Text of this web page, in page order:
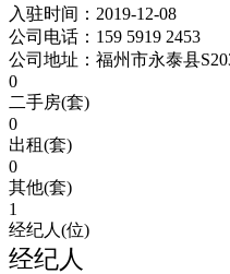
入驻时间： 2019-12-08
公司电话： 159 5919 2453
公司地址： 福州市永泰县
0
二手房(套)
0
出租(套)
0
其他(套)
1
经纪人(位)
经纪人